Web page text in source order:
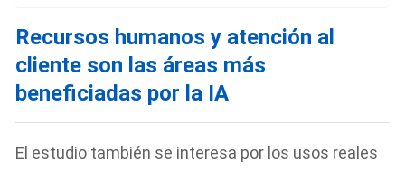
Recursos humanos y atención al
cliente son las áreas más
beneficiadas por la IA
El estudio también se interesa por los usos reales